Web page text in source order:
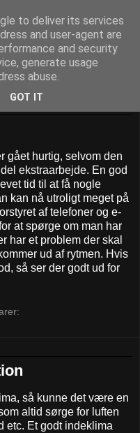
whatever
gået hurtig, selvom den
ekstraarbejde. En god
tid til at få nogle
kan nå utroligt meget på
af telefoner og e-
at spørge om man har
har et problem der skal
ud af rytmen. Hvis
så ser der godt ud for
så kunne det være en
altid sørge for luften
etc. Et godt indeklima
to deliver its services
and user-agent are
and security
generate usage
abuse.
GOT IT